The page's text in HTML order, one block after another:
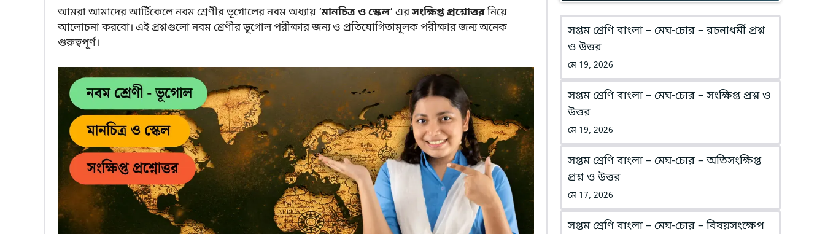
আমরা আমাদের আর্টিকেলে নবম শ্রেণীর ভূগোলের নবম অধ্যায় ‘মানচিত্র ও স্কেল’ এরসংক্ষিপ্ত প্রশ্নোত্তরনিয়ে
আলোচনা করবো। এই প্রশ্নগুলো নবম শ্রেণীর ভূগোল পরীক্ষার জন্য ও প্রতিযোগিতামূলক পরীক্ষার জন্য অনেক
গুরুত্বপূর্ণ।
সপ্তম শ্রেণি বাংলা – মেঘ-চোর – রচনাধর্মী প্রশ্ন
ও উত্তর
মে 19, 2026
সপ্তম শ্রেণি বাংলা – মেঘ-চোর – সংক্ষিপ্ত প্রশ্ন ও
উত্তর
মে 19, 2026
সপ্তম শ্রেণি বাংলা – মেঘ-চোর – অতিসংক্ষিপ্ত
প্রশ্ন ও উত্তর
মে 17, 2026
সপ্তম শ্রেণি বাংলা – মেঘ-চোর – বিষয়সংক্ষেপ